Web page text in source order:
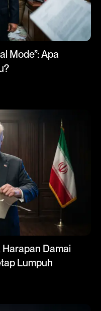
Mode”: Apa
Harapan Damai
Lumpuh